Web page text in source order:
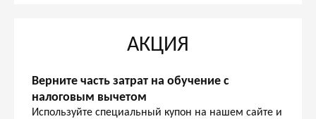
АКЦИЯ
Верните часть затрат на обучение с
налоговым вычетом
Используйте специальный купон на нашем сайте и